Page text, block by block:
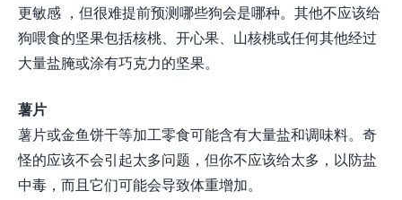
更敏感 ，但很难提前预测哪些狗会是哪种。其他不应该给
狗喂食的坚果包括核桃、开心果、山核桃或任何其他经过
大量盐腌或涂有巧克力的坚果。
薯片
薯片或金鱼饼干等加工零食可能含有大量盐和调味料。奇
怪的应该不会引起太多问题，但你不应该给太多，以防盐
中毒，而且它们可能会导致体重增加。